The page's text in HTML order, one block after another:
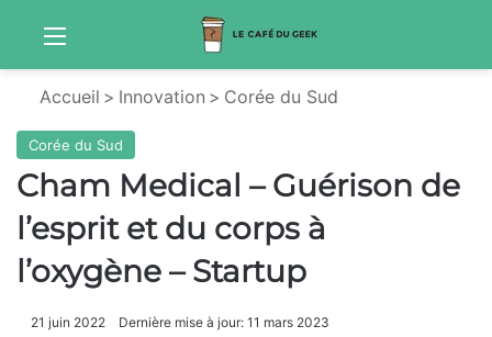
Menu
Accueil > Innovation > Corée du Sud
Corée du Sud
Cham Medical – Guérison de
l’esprit et du corps à
l’oxygène – Startup
21 juin 2022 Dernière mise à jour: 11 mars 2023